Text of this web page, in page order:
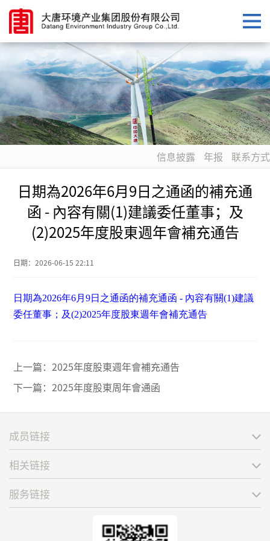
信息披露 年报 联系方式
日期為2026年6月9日之通函的補充通
函 - 內容有關(1)建議委任董事；及
(2)2025年度股東週年會補充通告
日期：2026-06-15 22:11
日期為2026年6月9日之通函的補充通函 - 內容有關(1)建議
委任董事；及(2)2025年度股東週年會補充通告
上一篇：2025年度股東週年會補充通告
下一篇：2025年度股東周年會通函
成员链接
相关链接
服务链接